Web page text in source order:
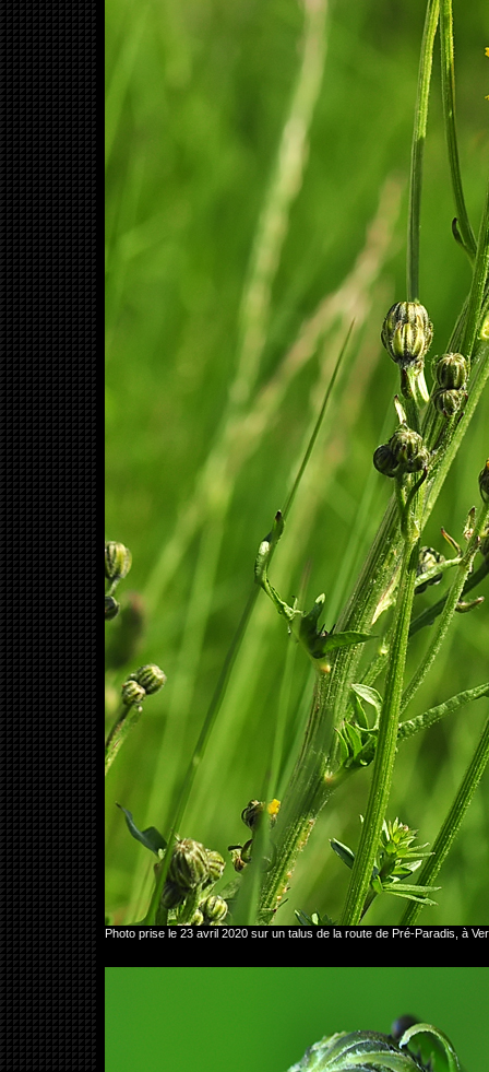
Photo prise le 23 avril 2020 sur un talus de la route de Pré-Paradis, à